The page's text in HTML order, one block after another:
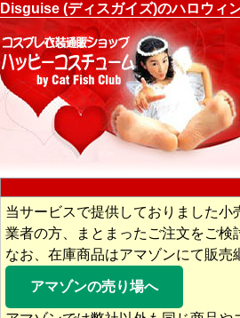
Disguise (ディスガイズ)のハロウィ
当サービスで提供しておりました小
業者の方、まとまったご注文をご検
なお、在庫商品はアマゾンにて販売
アマゾンの売り場へ